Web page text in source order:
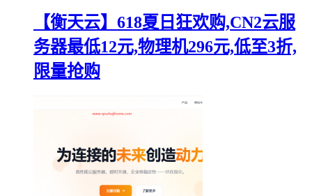
【衡天云】618夏日狂欢购,CN2云服
务器最低12元,物理机296元,低至3折,
限量抢购